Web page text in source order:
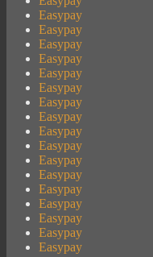
Easypay
Easypay
Easypay
Easypay
Easypay
Easypay
Easypay
Easypay
Easypay
Easypay
Easypay
Easypay
Easypay
Easypay
Easypay
Easypay
Easypay